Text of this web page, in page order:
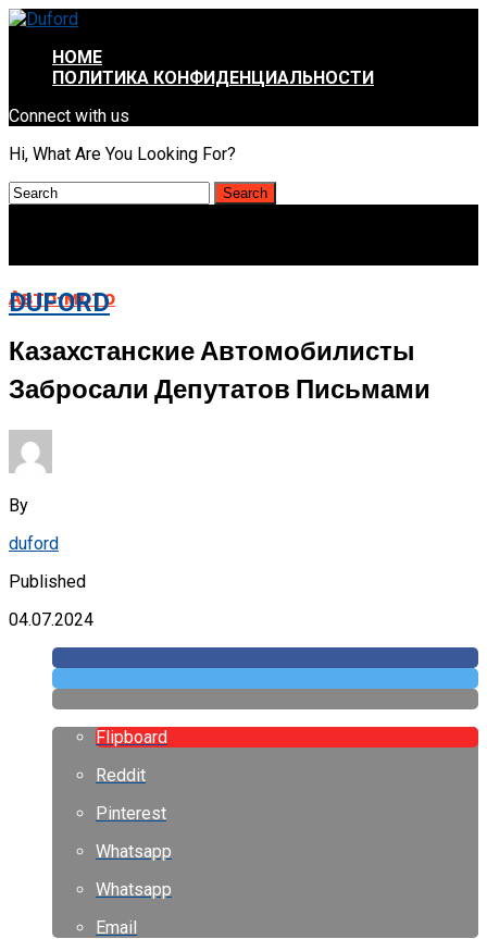
HOME
ПОЛИТИКА КОНФИДЕНЦИАЛЬНОСТИ
Connect with us
Hi, What Are You Looking For?
DUFORD
Авто-мото
Казахстанские Автомобилисты
Забросали Депутатов Письмами
By
duford
Published
04.07.2024
Flipboard
Reddit
Pinterest
Whatsapp
Whatsapp
Email